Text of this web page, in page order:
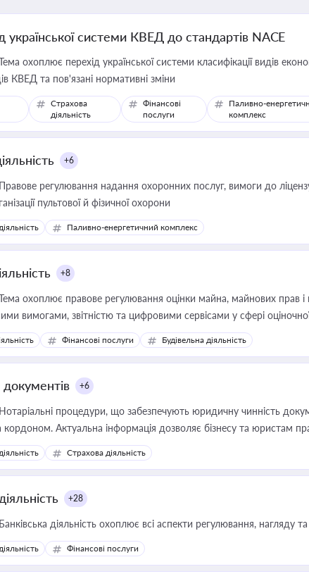
української системи КВЕД до стандартів NACE
охоплює перехід української системи класифікації видів
КВЕД та пов'язані нормативні зміни
Страхова
діяльність
Фінансові
послуги
Паливно-
комплекс
+6
Правове регулювання надання охоронних послуг, вимоги до
пультової й фізичної охорони
Паливно-енергетичний комплекс
+8
охоплює правове регулювання оцінки майна, майнових прав і
вимогами, звітністю та цифровими сервісами у сфері
цій сфері корисне для власника бізнесу, керівника, юриста або
державного майна, корпоративних угод і перевірки статусу
Фінансові послуги Будівельна діяльність
документів +6
Нотаріальні процедури, що забезпечують юридичну чинність
кордоном. Актуальна інформація дозволяє бізнесу та юристам
та забезпечувати їх належне прийняття органами влади та
Страхова діяльність
+28
Банківська діяльність охоплює всі аспекти регулювання, нагляду
Фінансові послуги